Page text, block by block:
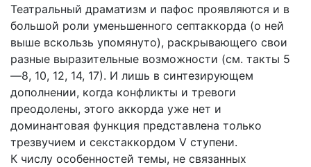
Театральный драматизм и пафос проявляются и в
большой роли уменьшенного септаккорда (о ней
выше вскользь упомянуто), раскрывающего свои
разные выразительные возможности (см. такты 5
—8, 10, 12, 14, 17). И лишь в синтезирующем
дополнении, когда конфликты и тревоги
преодолены, этого аккорда уже нет и
доминантовая функция представлена только
трезвучием и секстаккордом V ступени.
К числу особенностей темы, не связанных